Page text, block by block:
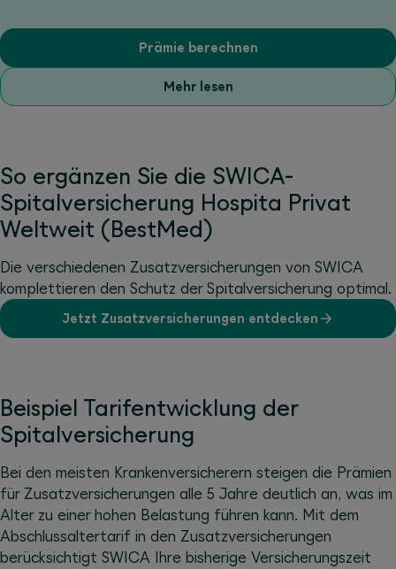
Prämie berechnen
Mehr lesen
So ergänzen Sie die SWICA-
Spitalversicherung Hospita Privat
Weltweit (BestMed)
Die verschiedenen Zusatzversicherungen von SWICA
komplettieren den Schutz der Spitalversicherung optimal.
Jetzt Zusatzversicherungen entdecken
Beispiel Tarifentwicklung der
Spitalversicherung
Bei den meisten Krankenversicherern steigen die Prämien
für Zusatzversicherungen alle 5 Jahre deutlich an, was im
Alter zu einer hohen Belastung führen kann. Mit dem
Abschlussaltertarif in den Zusatzversicherungen
berücksichtigt SWICA Ihre bisherige Versicherungszeit